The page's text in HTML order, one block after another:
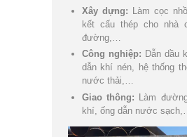
Xây dựng: Làm cọc
kết cấu thép cho nhà
đường,…
Công nghiệp: Dẫn dầu
dẫn khí nén, hệ thống
nước thải,…
Giao thông: Làm
khí, ống dẫn nước